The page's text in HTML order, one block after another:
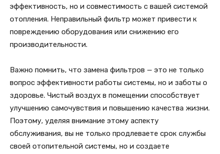
эффективность, но и совместимость с вашей системой
отопления. Неправильный фильтр может привести к
повреждению оборудования или снижению его
производительности.
Важно помнить, что замена фильтров — это не только
вопрос эффективности работы системы, но и заботы о
здоровье. Чистый воздух в помещении способствует
улучшению самочувствия и повышению качества жизни.
Поэтому, уделяя внимание этому аспекту
обслуживания, вы не только продлеваете срок службы
своей отопительной системы, но и создаете